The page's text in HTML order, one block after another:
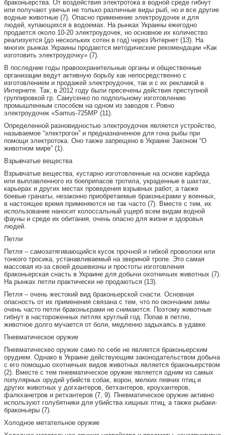
браконьерства. От воздействия электротока в водной среде гибнут
или получают увечья не только различные виды рыб, но и все другие
водные животные (7). Опасно применение электроудочек и для
людей, купающихся в водоемах. На рынках Украины ежегодно
продается около 10-20 электроудочек, но основное их количество
реализуется (до нескольких сотен в год) через Интернет (13). На
многих рынках Украины продаются методические рекомендации «Как
изготовить электроудочку» (7).
В последние годы правоохранительные органы и общественные
организации ведут активную борьбу как непосредственно с
изготовлением и продажей электроудочек, так и с их рекламой в
Интернете. Так, в 2012 году были пресечены действия преступной
группировкой гр. Самусенко по подпольному изготовлению
промышленным способом на одном из заводов г. Ровно
электроудочек «Samus-725MP (11).
Определенной разновидностью электроудочек является устройство,
называемое “электрогон” и предназначенное для гона рыбы при
помощи электротока. Оно также запрещено в Украине Законом “О
животном мире” (1).
Взрывчатые вещества
Взрывчатые вещества, кустарно изготовленные на основе карбида
или выплавленного из боеприпасов тротила, украденные в шахтах,
карьерах и других местах проведения взрывных работ, а также
боевые гранаты, незаконно приобретаемые браконьєрами у военных,
в настоящее время применяются не так часто (7). Вместе с тем, их
использование наносит колоссальный ущерб всем видам водной
фауны и среде их обитания, очень опасно для жизни и здоровья
людей.
Петли
Петля – самозатягивающийся кусок прочной и гибкой проволоки или
тонкого тросика, устанавливаемый на звериной тропе. Это самая
массовая из-за своей дешевизны и простоты изготовления
браконьерская снасть в Украине для добычи охотничьих животных (7).
На рынках петли практически не продаються (13).
Петля – очень жестокий вид браконьерской снасти. Основная
опасность от их применения связана с тем, что по окончании зимы
очень часто петли браконьєрами не снимаются. Поэтому животные
гибнут в настороженных петлях круглый год. Попав в петлю,
животное долго мучается от боли, медленно задыхаясь в удавке.
Пневматическое оружие
Пневматическео оружие само по себе не является браконьерским
орудием. Однако в Украине действующим законодательством добыча
с его помощью охотничьих видов животных является браконьерством
(2). Вместе с тем пневматическое оружие является одним из самых
популярных орудий убийств собак, ворон, мелких певчих птиц и
других животных у догхантеров, бетхантеров, кроухантеров,
фалкханетров и ретхантеров (7, 9). Пневматическое оружие активно
используют голубятники для убийства хищных птиц, а также рыбаки-
браконьеры (7).
Холодное метательное оружие